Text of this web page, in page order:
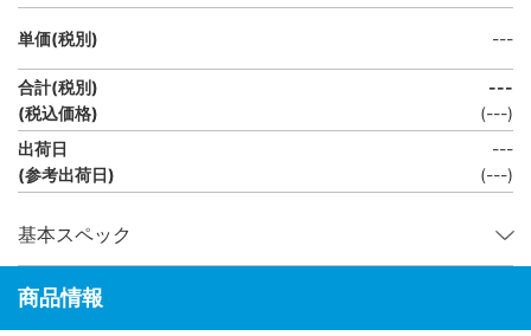
単価(税別) ---
合計(税別)
(税込価格)
---
(---)
出荷日
(参考出荷日)
---
(---)
基本スペック
商品情報